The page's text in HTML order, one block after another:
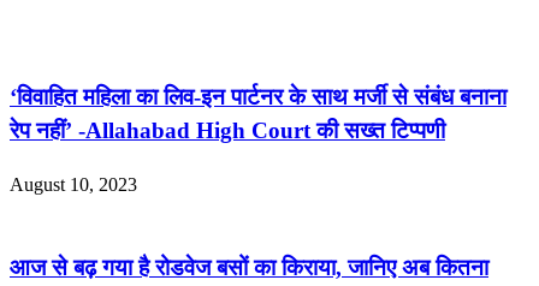
‘विवाहित महिला का लिव-इन पार्टनर के साथ मर्जी से संबंध बनाना
रेप नहीं’ -Allahabad High Court की सख्त टिप्पणी
August 10, 2023
आज से बढ़ गया है रोडवेज बसों का किराया, जानिए अब कितना